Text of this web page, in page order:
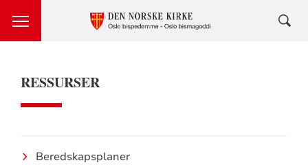
RESSURSER
Beredskapsplaner